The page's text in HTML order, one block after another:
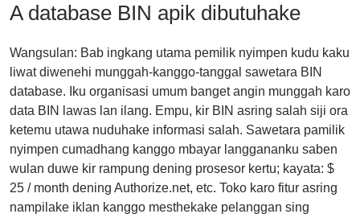
A database BIN apik dibutuhake
Wangsulan: Bab ingkang utama pemilik nyimpen kudu kaku
liwat diwenehi munggah-kanggo-tanggal sawetara BIN
database. Iku organisasi umum banget angin munggah karo
data BIN lawas lan ilang. Empu, kir BIN asring salah siji ora
ketemu utawa nuduhake informasi salah. Sawetara pamilik
nyimpen cumadhang kanggo mbayar langgananku saben
wulan duwe kir rampung dening prosesor kertu; kayata: $
25 / month dening Authorize.net, etc. Toko karo fitur asring
nampilake iklan kanggo mesthekake pelanggan sing